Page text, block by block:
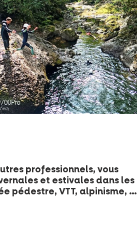
professionnels, vous
et estivales dans les
pédestre, VTT, alpinisme, …